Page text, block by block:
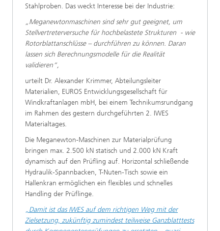
Stahlproben. Das weckt Interesse bei der Industrie:
„Meganewtonmaschinen sind sehr gut geeignet, um
Stellvertreterversuche für hochbelastete Strukturen - wie
Rotorblattanschlüsse – durchführen zu können. Daran
lassen sich Berechnungsmodelle für die Realität
validieren“,
urteilt Dr. Alexander Krimmer, Abteilungsleiter
Materialien, EUROS Entwicklungsgesellschaft für
Windkraftanlagen mbH, bei einem Technikumsrundgang
im Rahmen des gestern durchgeführten 2. IWES
Materialtages.
Die Meganewton-Maschinen zur Materialprüfung
bringen max. 2.500 kN statisch und 2.000 kN Kraft
dynamisch auf den Prüfling auf. Horizontal schließende
Hydraulik-Spannbacken, T-Nuten-Tisch sowie ein
Hallenkran ermöglichen ein flexibles und schnelles
Handling der Prüflinge.
„Damit ist das IWES auf dem richtigen Weg mit der
Zielsetzung, zukünftig zumindest teilweise Ganzblatttests